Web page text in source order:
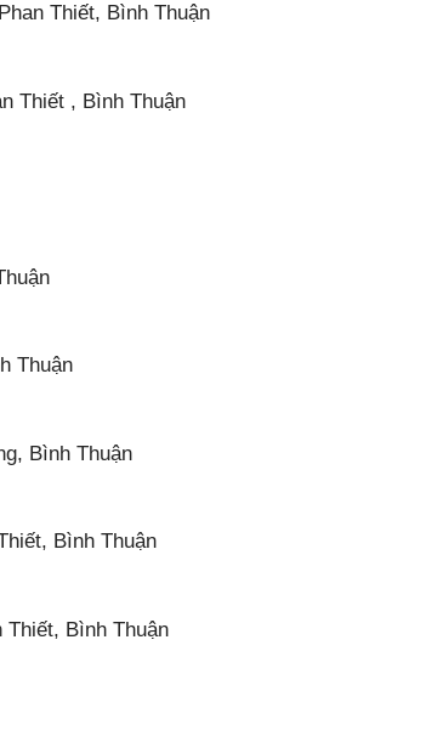
Thiết, Bình Thuận
Thiết , Bình Thuận
Thuận
Bình Thuận
Bình Thuận
Thiết, Bình Thuận